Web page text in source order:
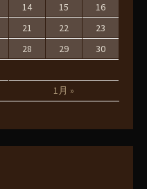
1月 »
14 15
16
21 22
23
28 29
30